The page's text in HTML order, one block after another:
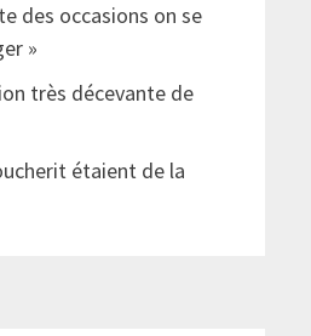
des occasions on se
»
très décevante de
étaient de la